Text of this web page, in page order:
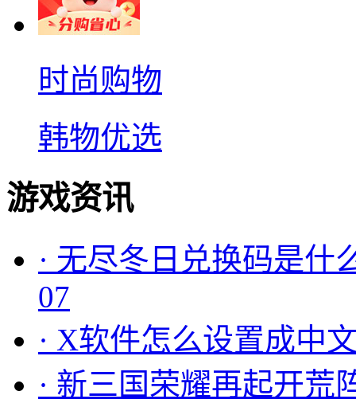
时尚购物
韩物优选
游戏资讯
· 无尽冬日兑换码是什
07
· X软件怎么设置成中
· 新三国荣耀再起开荒